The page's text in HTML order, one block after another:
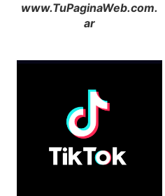
www.TuPaginaWeb.com.
ar